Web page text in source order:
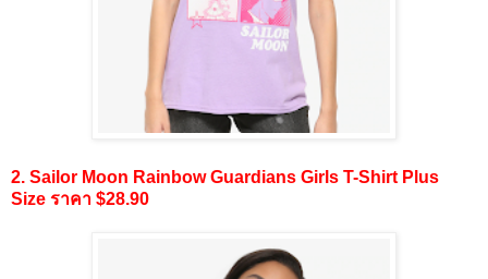
2. Sailor Moon Rainbow Guardians Girls T-Shirt Plus
Size ราคา $28.90